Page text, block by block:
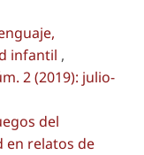
infantil ,
2 (2019): julio-
del
en relatos de